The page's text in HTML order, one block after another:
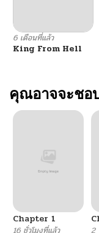
ตอนที่ 21
ตอนที่ 20
ตอนที่ 19
ตอนที่ 15
6 เดือนที่แล้ว
King From Hell
คุณอาจจะชอ
Chapter 1
16 ชั่วโมงที่แล้ว 2